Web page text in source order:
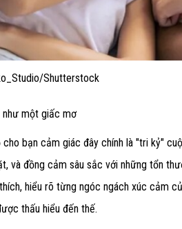
Shutterstock
như một giấc mơ
cho bạn cảm giác đây chính là "tri kỷ"
và đồng cảm sâu sắc với những tổn
hiểu rõ từng ngóc ngách xúc cảm
thấu hiểu đến thế.